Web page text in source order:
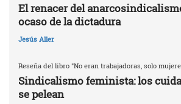
El renacer del
ocaso de la dictadura
Jesús Aller
Reseña del libro "No eran trabajadoras, solo
Sindicalismo feminista: los
se pelean